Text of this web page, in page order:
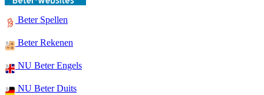
Beter Spellen
Beter Rekenen
NU Beter Engels
NU Beter Duits